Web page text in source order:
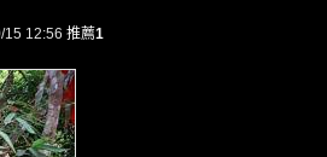
15 12:56 推薦1